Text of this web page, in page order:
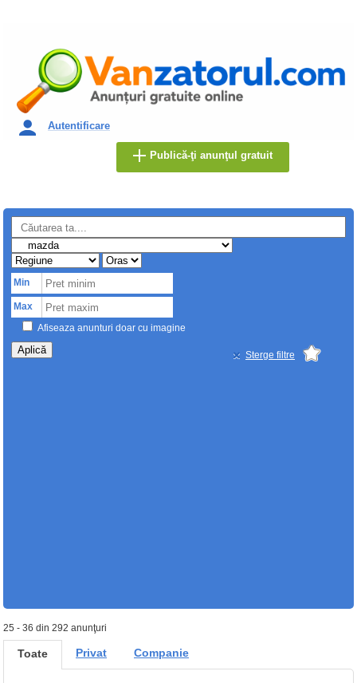
Autentificare
Publică-ţi anunţul gratuit
Min
Max
Afiseaza anunturi doar cu imagine
Aplică Sterge filtre
25 - 36 din 292 anunţuri
Toate Privat Companie